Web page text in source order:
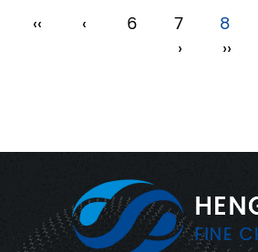
‹‹ ‹ 6 7 8
›
››